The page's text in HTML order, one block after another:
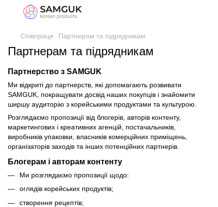
Співпраця Партнерам та підрядникам
Партнерам та підрядникам
Партнерство з SAMGUK
Ми відкриті до партнерств, які допомагають розвивати
SAMGUK, покращувати досвід наших покупців і знайомити
ширшу аудиторію з корейськими продуктами та культурою.
Розглядаємо пропозиції від блогерів, авторів контенту,
маркетингових і креативних агенцій, постачальників,
виробників упаковки, власників комерційних приміщень,
організаторів заходів та інших потенційних партнерів.
Блогерам і авторам контенту
Ми розглядаємо пропозиції щодо:
оглядів корейських продуктів;
створення рецептів;